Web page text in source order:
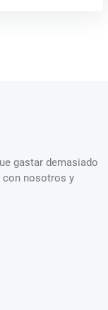
gastar demasiado
con nosotros y